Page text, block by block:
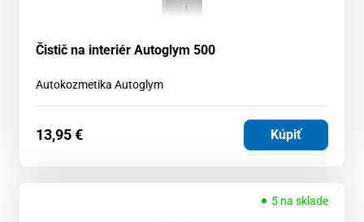
Čistič na interiér Autoglym 500
Autokozmetika Autoglym
13,95€ Kúpiť
5 na sklade